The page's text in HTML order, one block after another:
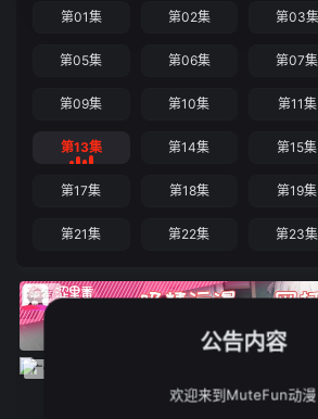
第01集 第02集 第03集
第05集 第06集 第07集
第09集 第10集 第11集
第13集 第14集 第15集
第17集 第18集 第19集
第21集 第22集 第23集
公告内容
欢迎来到MuteFun动漫